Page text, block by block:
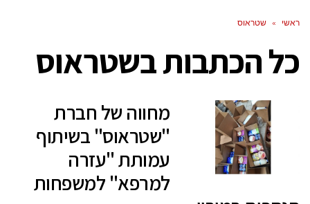
ראשי » שטראוס
כל הכתבות בשטראוס
מחווה של חברת
"שטראוס" בשיתוף
עמותת "עזרה
למרפא" למשפחות